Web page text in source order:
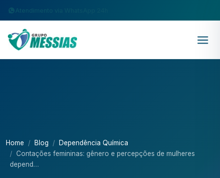
Atendimento via WhatsApp 24h
Home Blog
Dependência Química
Contações femininas: gênero e percepções de mulheres
depend…